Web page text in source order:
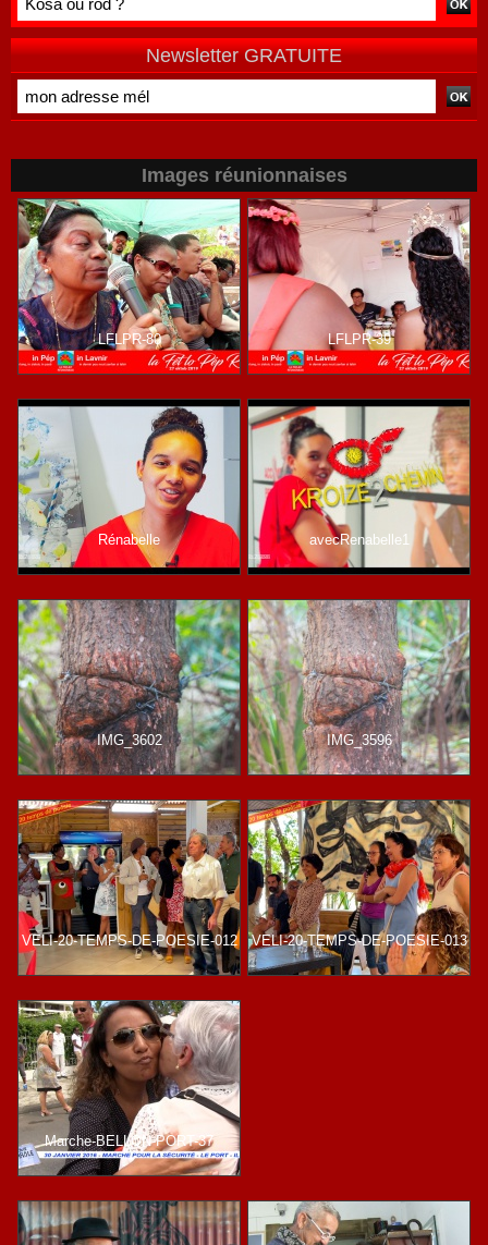
Newsletter GRATUITE
Images réunionnaises
LFLPR-80 LFLPR-39
Rénabelle avecRenabelle1
IMG_3602 IMG_3596
VELI-20-TEMPS-DE-POESIE-012 VELI-20-TEMPS-DE-POESIE-013
Marche-BELLON-PORT-37